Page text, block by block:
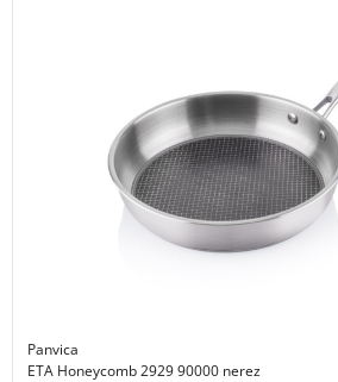
Panvica
ETA Honeycomb 2929 90000 nerez